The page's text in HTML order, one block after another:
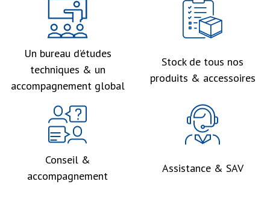
Un bureau d’études
techniques & un
accompagnement global
Stock de tous nos
produits & accessoires
Conseil &
accompagnement
Assistance & SAV